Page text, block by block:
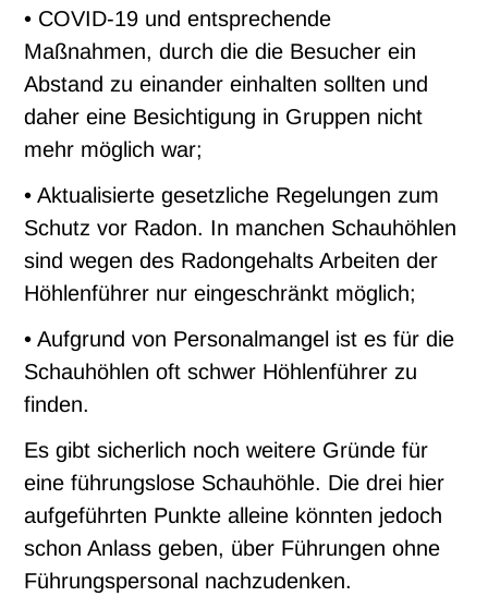
• COVID-19 und entsprechende
Maßnahmen, durch die die Besucher ein
Abstand zu einander einhalten sollten und
daher eine Besichtigung in Gruppen nicht
mehr möglich war;
• Aktualisierte gesetzliche Regelungen zum
Schutz vor Radon. In manchen Schauhöhlen
sind wegen des Radongehalts Arbeiten der
Höhlenführer nur eingeschränkt möglich;
• Aufgrund von Personalmangel ist es für die
Schauhöhlen oft schwer Höhlenführer zu
finden.
Es gibt sicherlich noch weitere Gründe für
eine führungslose Schauhöhle. Die drei hier
aufgeführten Punkte alleine könnten jedoch
schon Anlass geben, über Führungen ohne
Führungspersonal nachzudenken.